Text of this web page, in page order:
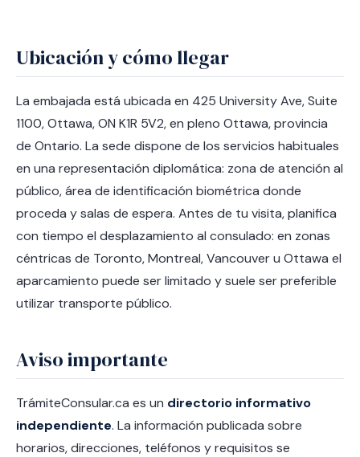
Ubicación y cómo llegar
La embajada está ubicada en 425 University Ave, Suite
1100, Ottawa, ON K1R 5V2, en pleno Ottawa, provincia
de Ontario. La sede dispone de los servicios habituales
en una representación diplomática: zona de atención al
público, área de identificación biométrica donde
proceda y salas de espera. Antes de tu visita, planifica
con tiempo el desplazamiento al consulado: en zonas
céntricas de Toronto, Montreal, Vancouver u Ottawa el
aparcamiento puede ser limitado y suele ser preferible
utilizar transporte público.
Aviso importante
TrámiteConsular.ca es un directorio informativo
independiente. La información publicada sobre
horarios, direcciones, teléfonos y requisitos se